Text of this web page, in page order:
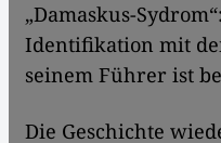
„Damaskus-
Identifikation mit
seinem Führer ist
Die Geschichte